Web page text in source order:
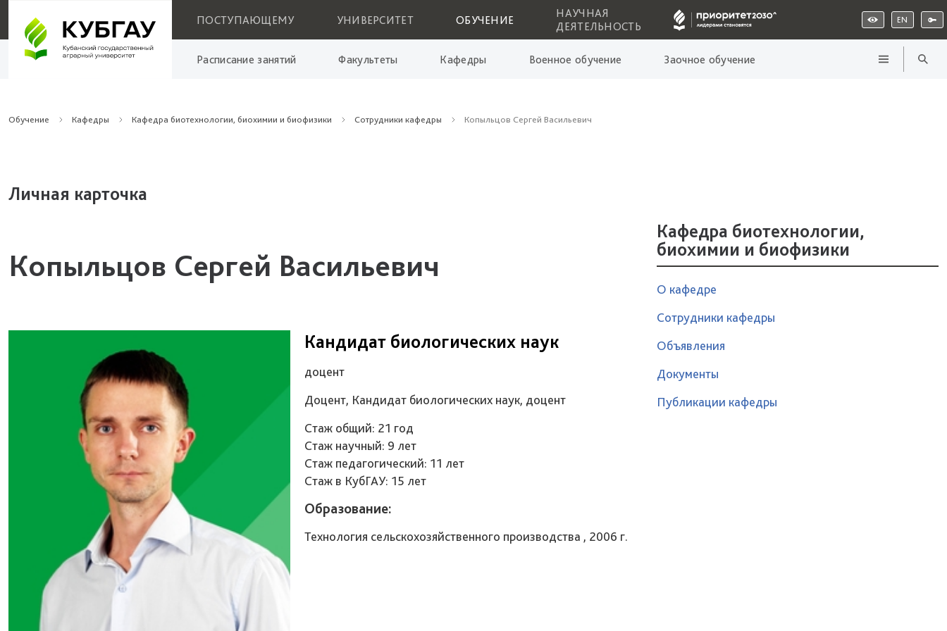
ПОСТУПАЮЩЕМУ УНИВЕРСИТЕТ ОБУЧЕНИЕ
НАУЧНАЯ
ДЕЯТЕЛЬНОСТЬ
EN
Расписание занятий Факультеты Кафедры Военное обучение Заочное обучение
Обучение Кафедры Кафедра биотехнологии, биохимии и биофизики Сотрудники кафедры Копыльцов Сергей Васильевич
Личная карточка
Копыльцов Сергей Васильевич
Кандидат биологических наук
доцент
Доцент, Кандидат биологических наук, доцент
Стаж общий: 21 год
Стаж научный: 9 лет
Стаж педагогический: 11 лет
Стаж в КубГАУ: 15 лет
Образование:
Технология сельскохозяйственного производства , 2006 г.
Кафедра биотехнологии,
биохимии и биофизики
О кафедре
Сотрудники кафедры
Объявления
Документы
Публикации кафедры